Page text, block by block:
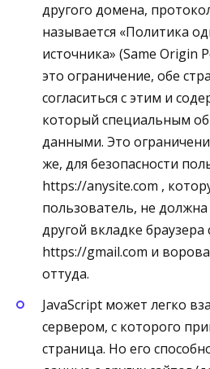
другого домена,
называется «Политика
источника» (Same Origin
это ограничение, обе
согласиться с этим и
который специальным
данными. Это
же, для безопасности
https://anysite.com ,
пользователь, не
другой вкладке браузера
https://gmail.com и
оттуда.
JavaScript может легко
сервером, с которого
страница. Но его